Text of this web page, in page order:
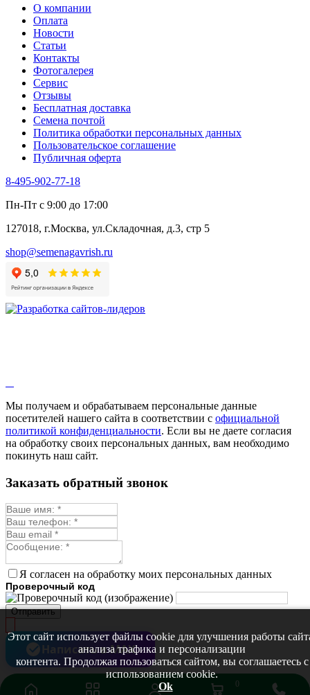
Тмин
Трава для чая
Туласи
Укроп
Фенхель пряный
Хризантема овощная
Цикорий пряный
Цикорий салатный (Витлуф)
Черемша
Шпинат
Щавель
Эндивий
Эстрагон
Алтей
Бессмертник
Валериана
Валерианелла
Гибискус лекарственный
Девясил
Душица
Змееголовник
Мыльнянка
Мята
Овсяный корень
Огуречная трава
Пустырник
Репешок
Синюха
Смесь лекарственных
Стевия
Тимьян ползучий (чабрец)
Фенхель лекарственный
Цикорий лекарственный
Череда лекарственная
Чернокорень
Шалфей
Семена ягод
Брусника
О компании
Оплата
Новости
Статьи
Контакты
Фотогалерея​
Сервис
Отзывы
Бесплатная доставка
Семена почтой
Политика обработки персональных данных
Пользовательское соглашение
Публичная оферта
8-495-902-77-18
Пн-Пт с 9:00 до 17:00
127018, г.Москва, ул.Складочная, д.3, стр 5
shop@semenagavrish.ru
Мы получаем и обрабатываем персональные данные
посетителей нашего сайта в соответствии с официальной
политикой конфиденциальности. Если вы не даете согласия
на обработку своих персональных данных, вам необходимо
покинуть наш сайт.
Этот сайт использует файлы cookie для улучшения работы
анализа трафика и персонализации
контента. Продолжая пользоваться сайтом, вы соглашаетесь с
использованием cookie.
Ok
Заказать обратный звонок
Я согласен на обработку моих персональных данных
Проверочный код
Отправить
0
Написать в MAX